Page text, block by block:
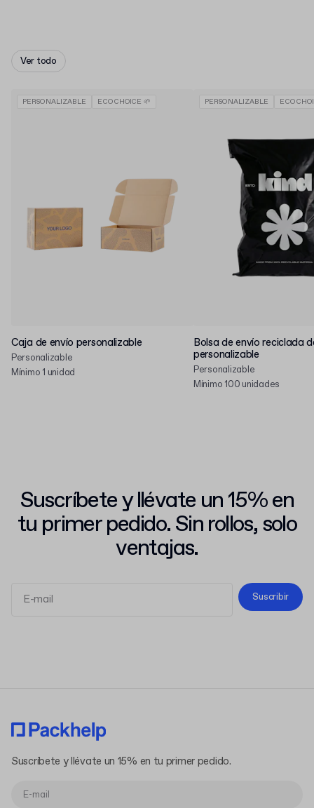
Ver todo
PERSONALIZABLE ECO CHOICE 🌱
Caja de envío personalizable
Personalizable
Mínimo 1 unidad
PERSONALIZABLE ECO
Bolsa de envío reciclada
personalizable
Personalizable
Mínimo 100 unidades
Suscríbete y llévate un 15% en
tu primer pedido. Sin rollos, solo
ventajas.
Suscribir
Suscríbete y llévate un 15% en tu primer pedido.